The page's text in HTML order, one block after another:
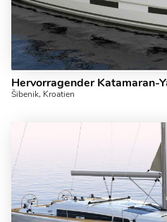
Šibenik, Kroatien